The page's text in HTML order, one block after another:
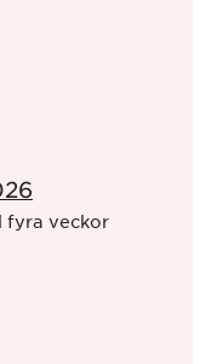
fyra veckor